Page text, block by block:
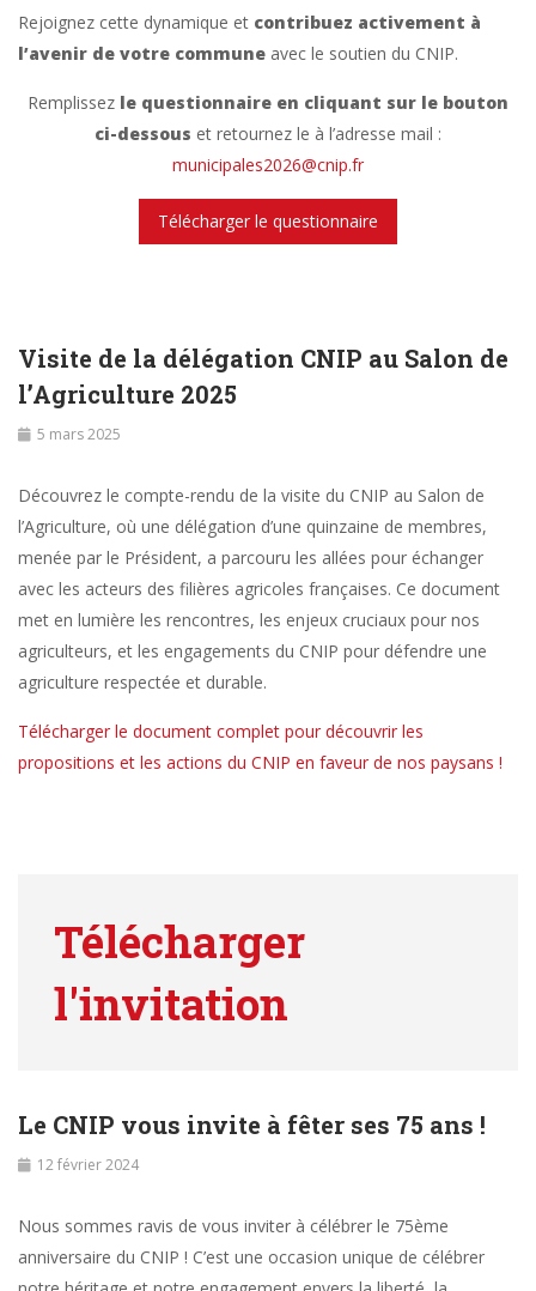
Rejoignez cette dynamique et contribuez activement à
l’avenir de votre commune avec le soutien du CNIP.
Remplissez le questionnaire en cliquant sur le bouton
ci-dessous et retournez le à l’adresse mail :
municipales2026@cnip.fr
Télécharger le questionnaire
Visite de la délégation CNIP au Salon de
l’Agriculture 2025
5 mars 2025
Découvrez le compte-rendu de la visite du CNIP au Salon de
l’Agriculture, où une délégation d’une quinzaine de membres,
menée par le Président, a parcouru les allées pour échanger
avec les acteurs des filières agricoles françaises. Ce document
met en lumière les rencontres, les enjeux cruciaux pour nos
agriculteurs, et les engagements du CNIP pour défendre une
agriculture respectée et durable.
Télécharger le document complet pour découvrir les
propositions et les actions du CNIP en faveur de nos paysans !
Télécharger
l'invitation
Le CNIP vous invite à fêter ses 75 ans !
12 février 2024
Nous sommes ravis de vous inviter à célébrer le 75ème
anniversaire du CNIP ! C’est une occasion unique de célébrer